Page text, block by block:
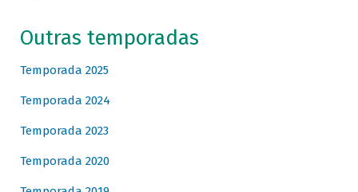
Outras temporadas
Temporada 2025
Temporada 2024
Temporada 2023
Temporada 2020